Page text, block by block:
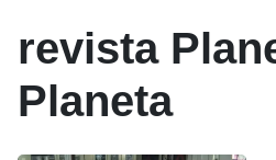
revista
Planeta